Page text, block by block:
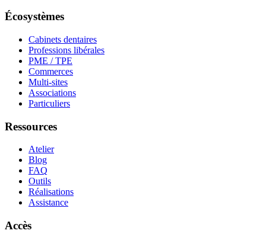
Écosystèmes
Cabinets dentaires
Professions libérales
PME / TPE
Commerces
Multi-sites
Associations
Particuliers
Ressources
Atelier
Blog
FAQ
Outils
Réalisations
Assistance
Accès